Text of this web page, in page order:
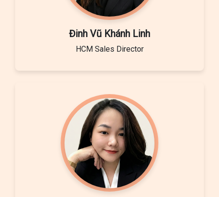
Đinh Vũ Khánh Linh
HCM Sales Director